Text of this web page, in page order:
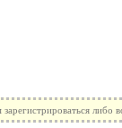
либо